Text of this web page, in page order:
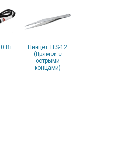
Вт.
Пинцет TLS-12
(Прямой с
острыми
концами)